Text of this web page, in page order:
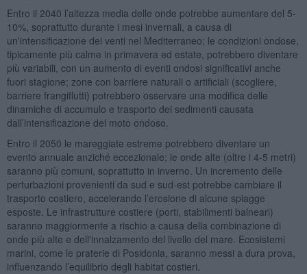
Entro il 2040 l’altezza media delle onde potrebbe aumentare del 5-
10%, soprattutto durante i mesi invernali, a causa di
un'intensificazione dei venti nel Mediterraneo; le condizioni ondose,
tipicamente più calme in primavera ed estate, potrebbero diventare
più variabili, con un aumento di eventi ondosi significativi anche
fuori stagione; zone con barriere naturali o artificiali (scogliere,
barriere frangiflutti) potrebbero osservare una modifica delle
dinamiche di accumulo e trasporto dei sedimenti causata
dall’intensificazione del moto ondoso.
Entro il 2050 le mareggiate estreme potrebbero diventare un
evento annuale anziché eccezionale; le onde alte (oltre i 4-5 metri)
saranno più comuni, soprattutto in inverno. Un incremento delle
perturbazioni provenienti da sud e sud-est potrebbe cambiare il
trasporto costiero, accelerando l’erosione di alcune spiagge
esposte. Le infrastrutture costiere (porti, stabilimenti balneari)
saranno maggiormente a rischio a causa della combinazione di
onde più alte e dell'innalzamento del livello del mare. Ecosistemi
marini, come le praterie di Posidonia, saranno messi a dura prova,
influenzando l’equilibrio degli habitat costieri.